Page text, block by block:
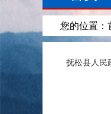
专题
您的位置：
抚松县人民